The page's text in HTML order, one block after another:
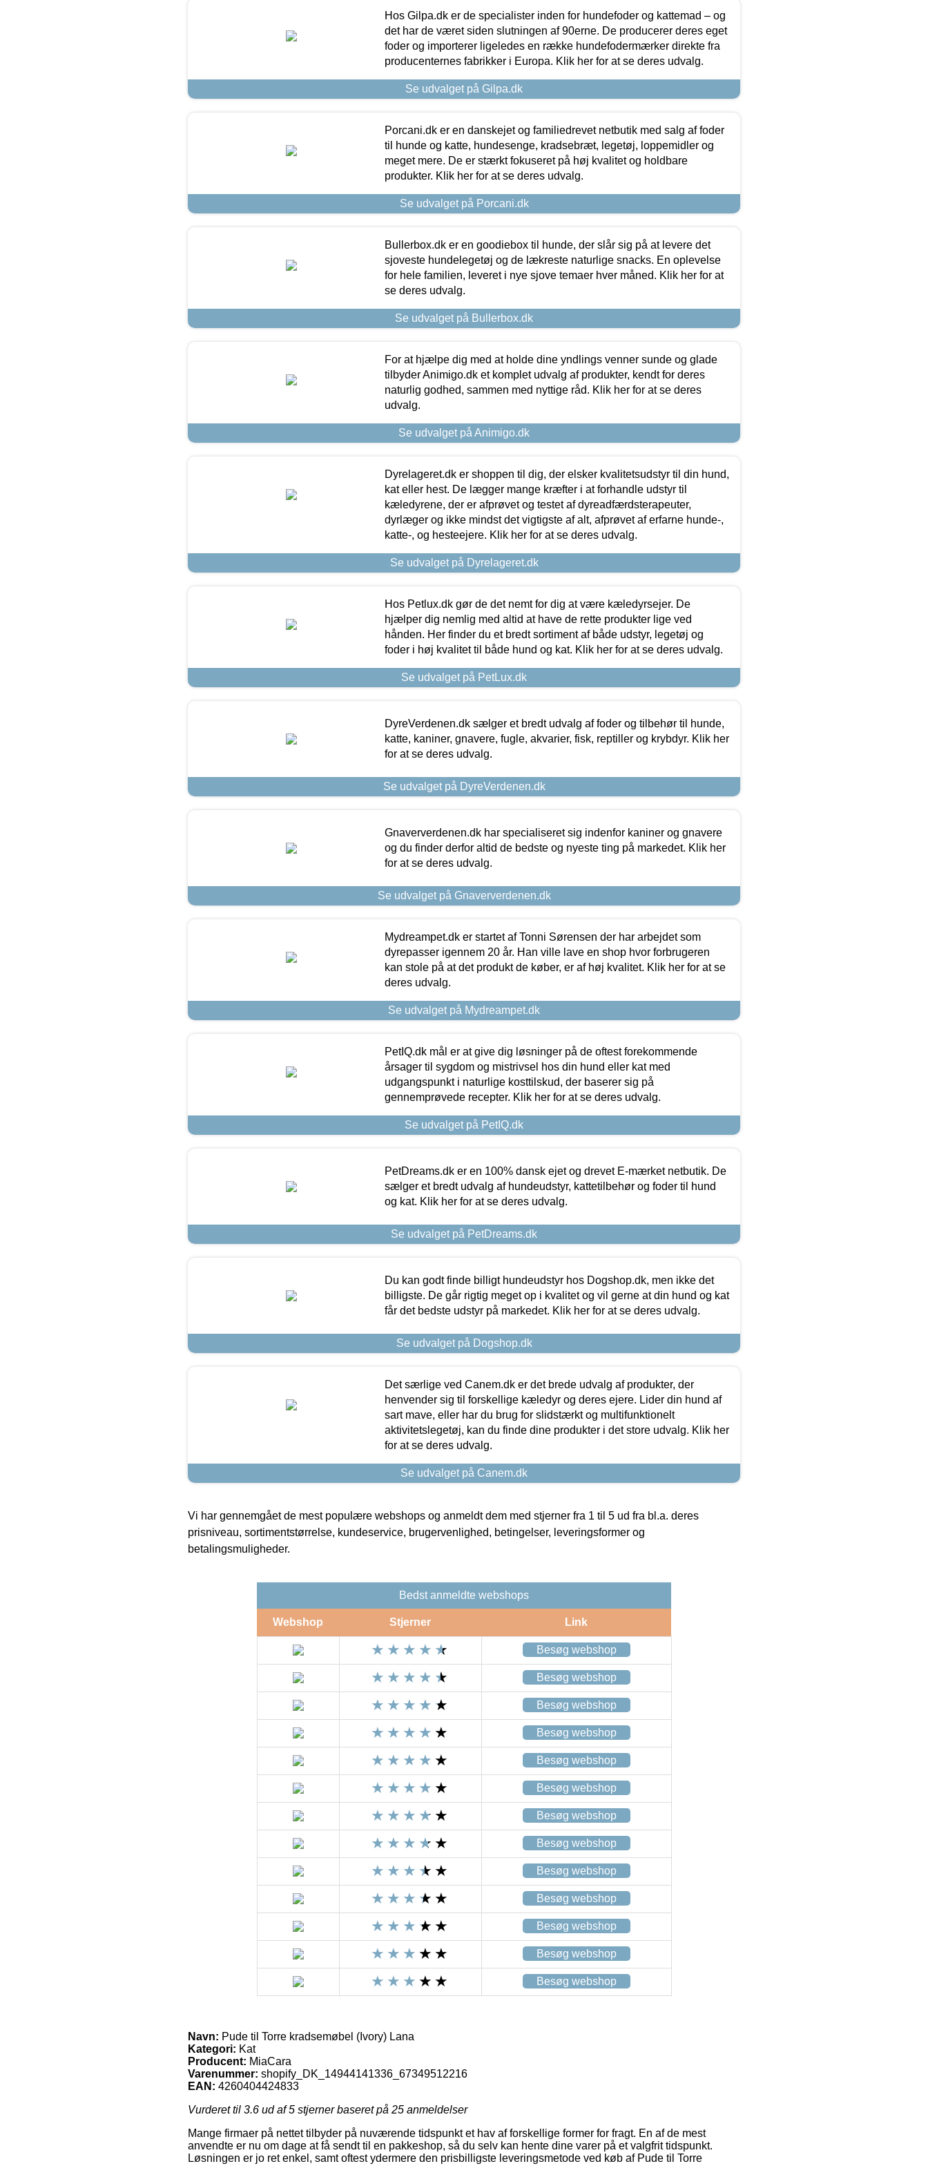
Hos Gilpa.dk er de specialister inden for hundefoder og kattemad – og
det har de været siden slutningen af 90erne. De producerer deres eget
foder og importerer ligeledes en række hundefodermærker direkte fra
producenternes fabrikker i Europa. Klik her for at se deres udvalg.
Se udvalget på Gilpa.dk
Porcani.dk er en danskejet og familiedrevet netbutik med salg af foder
til hunde og katte, hundesenge, kradsebræt, legetøj, loppemidler og
meget mere. De er stærkt fokuseret på høj kvalitet og holdbare
produkter. Klik her for at se deres udvalg.
Se udvalget på Porcani.dk
Bullerbox.dk er en goodiebox til hunde, der slår sig på at levere det
sjoveste hundelegetøj og de lækreste naturlige snacks. En oplevelse
for hele familien, leveret i nye sjove temaer hver måned. Klik her for at
se deres udvalg.
Se udvalget på Bullerbox.dk
For at hjælpe dig med at holde dine yndlings venner sunde og glade
tilbyder Animigo.dk et komplet udvalg af produkter, kendt for deres
naturlig godhed, sammen med nyttige råd. Klik her for at se deres
udvalg.
Se udvalget på Animigo.dk
Dyrelageret.dk er shoppen til dig, der elsker kvalitetsudstyr til din hund,
kat eller hest. De lægger mange kræfter i at forhandle udstyr til
kæledyrene, der er afprøvet og testet af dyreadfærdsterapeuter,
dyrlæger og ikke mindst det vigtigste af alt, afprøvet af erfarne hunde-,
katte-, og hesteejere. Klik her for at se deres udvalg.
Se udvalget på Dyrelageret.dk
Hos Petlux.dk gør de det nemt for dig at være kæledyrsejer. De
hjælper dig nemlig med altid at have de rette produkter lige ved
hånden. Her finder du et bredt sortiment af både udstyr, legetøj og
foder i høj kvalitet til både hund og kat. Klik her for at se deres udvalg.
Se udvalget på PetLux.dk
DyreVerdenen.dk sælger et bredt udvalg af foder og tilbehør til hunde,
katte, kaniner, gnavere, fugle, akvarier, fisk, reptiller og krybdyr. Klik her
for at se deres udvalg.
Se udvalget på DyreVerdenen.dk
Gnaververdenen.dk har specialiseret sig indenfor kaniner og gnavere
og du finder derfor altid de bedste og nyeste ting på markedet. Klik her
for at se deres udvalg.
Se udvalget på Gnaververdenen.dk
Mydreampet.dk er startet af Tonni Sørensen der har arbejdet som
dyrepasser igennem 20 år. Han ville lave en shop hvor forbrugeren
kan stole på at det produkt de køber, er af høj kvalitet. Klik her for at se
deres udvalg.
Se udvalget på Mydreampet.dk
PetIQ.dk mål er at give dig løsninger på de oftest forekommende
årsager til sygdom og mistrivsel hos din hund eller kat med
udgangspunkt i naturlige kosttilskud, der baserer sig på
gennemprøvede recepter. Klik her for at se deres udvalg.
Se udvalget på PetIQ.dk
PetDreams.dk er en 100% dansk ejet og drevet E-mærket netbutik. De
sælger et bredt udvalg af hundeudstyr, kattetilbehør og foder til hund
og kat. Klik her for at se deres udvalg.
Se udvalget på PetDreams.dk
Du kan godt finde billigt hundeudstyr hos Dogshop.dk, men ikke det
billigste. De går rigtig meget op i kvalitet og vil gerne at din hund og kat
får det bedste udstyr på markedet. Klik her for at se deres udvalg.
Se udvalget på Dogshop.dk
Det særlige ved Canem.dk er det brede udvalg af produkter, der
henvender sig til forskellige kæledyr og deres ejere. Lider din hund af
sart mave, eller har du brug for slidstærkt og multifunktionelt
aktivitetslegetøj, kan du finde dine produkter i det store udvalg. Klik her
for at se deres udvalg.
Se udvalget på Canem.dk
Vi har gennemgået de mest populære webshops og anmeldt dem med stjerner fra 1 til 5 ud fra bl.a. deres
prisniveau, sortimentstørrelse, kundeservice, brugervenlighed, betingelser, leveringsformer og
betalingsmuligheder.
Bedst anmeldte webshops
Webshop Stjerner Link
Besøg webshop
Besøg webshop
Besøg webshop
Besøg webshop
Besøg webshop
Besøg webshop
Besøg webshop
Besøg webshop
Besøg webshop
Besøg webshop
Besøg webshop
Besøg webshop
Besøg webshop
Navn: Pude til Torre kradsemøbel (Ivory) Lana
Kategori: Kat
Producent: MiaCara
Varenummer: shopify_DK_14944141336_67349512216
EAN: 4260404424833
Vurderet til 3.6 ud af 5 stjerner baseret på 25 anmeldelser
Mange firmaer på nettet tilbyder på nuværende tidspunkt et hav af forskellige former for fragt. En af de mest
anvendte er nu om dage at få sendt til en pakkeshop, så du selv kan hente dine varer på et valgfrit tidspunkt.
Løsningen er jo ret enkel, samt oftest ydermere den prisbilligste leveringsmetode ved køb af Pude til Torre